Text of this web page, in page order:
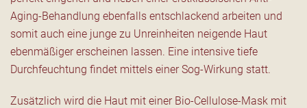
Aging-Behandlung ebenfalls entschlackend arbeiten und
somit auch eine junge zu Unreinheiten neigende Haut
ebenmäßiger erscheinen lassen. Eine intensive tiefe
Durchfeuchtung findet mittels einer Sog-Wirkung statt.
Zusätzlich wird die Haut mit einer Bio-Cellulose-Mask mit